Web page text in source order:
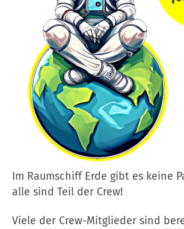
Im Raumschiff Erde gibt es keine
alle sind Teil der Crew!
Viele der Crew-Mitglieder sind